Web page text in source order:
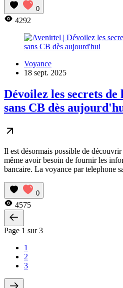
0
4292
Voyance
18 sept. 2025
Dévoilez les secrets
sans CB dès
Il est désormais possible de
même avoir besoin de fournir les
bancaire. La voyance par telephone
0
4575
Page 1 sur 3
1
2
3